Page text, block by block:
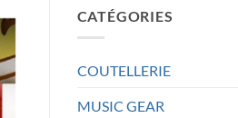
CATÉGORIES
COUTELLERIE
MUSIC GEAR